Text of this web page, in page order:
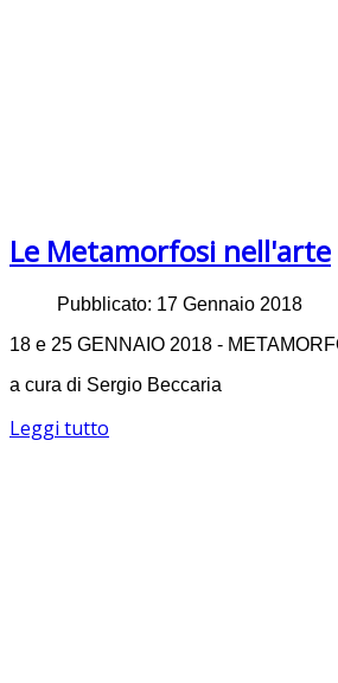
Le Metamorfosi nell'arte
Pubblicato: 17 Gennaio 2018
18 e 25 GENNAIO 2018 -
a cura di Sergio Beccaria
Leggi tutto